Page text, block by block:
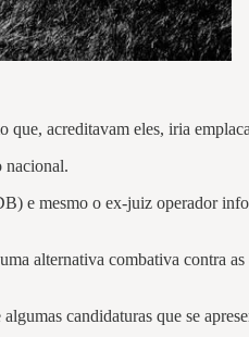
acreditavam eles, iria
nacional.
e mesmo o ex-juiz operador
alternativa combativa contra
candidaturas que se